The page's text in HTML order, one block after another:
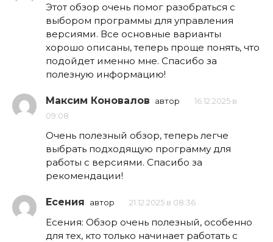
Этот обзор очень помог разобраться с
выбором программы для управления
версиями. Все основные варианты
хорошо описаны, теперь проще понять, что
подойдет именно мне. Спасибо за
полезную информацию!
Максим Коновалов автор
16.12.2025 в
09:08
Очень полезный обзор, теперь легче
выбрать подходящую программу для
работы с версиями. Спасибо за
рекомендации!
Есения автор 21.12.2025 в 08:36
Есения: Обзор очень полезный, особенно
для тех, кто только начинает работать с